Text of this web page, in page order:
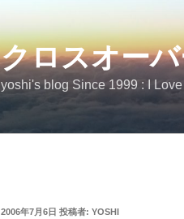
クロスオー
yoshi's blog Since 1999 : I
投
2006年7月6日 投稿者: YOSHI